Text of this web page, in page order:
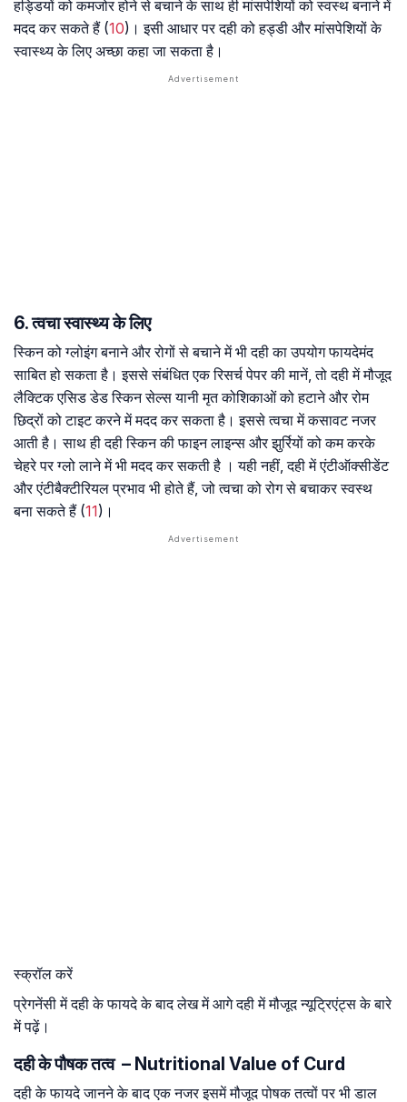
हड्डियों को कमजोर होने से बचाने के साथ ही मांसपेशियों को स्वस्थ बनाने में
मदद कर सकते हैं (10)। इसी आधार पर दही को हड्डी और मांसपेशियों के
स्वास्थ्य के लिए अच्छा कहा जा सकता है।
6. त्वचा स्वास्थ्य के लिए
स्किन को ग्लोइंग बनाने और रोगों से बचाने में भी दही का उपयोग फायदेमंद
साबित हो सकता है। इससे संबंधित एक रिसर्च पेपर की मानें, तो दही में मौजूद
लैक्टिक एसिड डेड स्किन सेल्स यानी मृत कोशिकाओं को हटाने और रोम
छिद्रों को टाइट करने में मदद कर सकता है। इससे त्वचा में कसावट नजर
आती है। साथ ही दही स्किन की फाइन लाइन्स और झुर्रियों को कम करके
चेहरे पर ग्लो लाने में भी मदद कर सकती है । यही नहीं, दही में एंटीऑक्सीडेंट
और एंटीबैक्टीरियल प्रभाव भी होते हैं, जो त्वचा को रोग से बचाकर स्वस्थ
बना सकते हैं (11)।
स्क्रॉल करें
प्रेगनेंसी में दही के फायदे के बाद लेख में आगे दही में मौजूद न्यूट्रिएंट्स के बारे
में पढ़ें।
दही के पौषक तत्व – Nutritional Value of Curd
दही के फायदे जानने के बाद एक नजर इसमें मौजूद पोषक तत्वों पर भी डाल